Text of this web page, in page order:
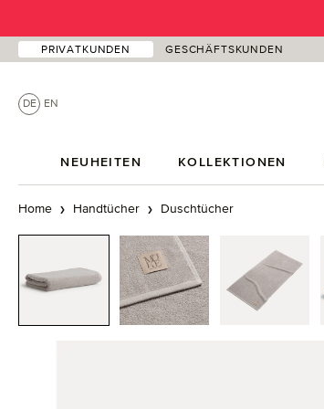
PRIVATKUNDEN GESCHÄFTSKUNDEN
DE EN
NEUHEITEN KOLLEKTIONEN
Home Handtücher Duschtücher
Bildergalerie überspringen